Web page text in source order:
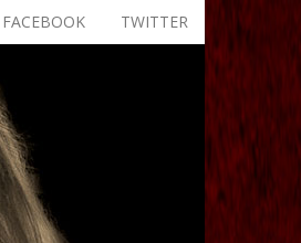
TWITTER
FACEBOOK